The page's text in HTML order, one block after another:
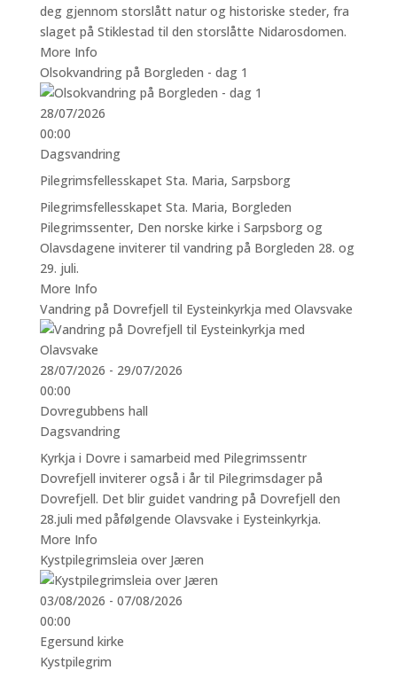
deg gjennom storslått natur og historiske steder, fra
slaget på Stiklestad til den storslåtte Nidarosdomen.
More Info
Olsokvandring på Borgleden - dag 1
28/07/2026
00:00
Dagsvandring
Pilegrimsfellesskapet Sta. Maria, Sarpsborg
Pilegrimsfellesskapet Sta. Maria, Borgleden
Pilegrimssenter, Den norske kirke i Sarpsborg og
Olavsdagene inviterer til vandring på Borgleden 28. og
29. juli.
More Info
Vandring på Dovrefjell til Eysteinkyrkja med Olavsvake
28/07/2026 - 29/07/2026
00:00
Dovregubbens hall
Dagsvandring
Kyrkja i Dovre i samarbeid med Pilegrimssentr
Dovrefjell inviterer også i år til Pilegrimsdager på
Dovrefjell. Det blir guidet vandring på Dovrefjell den
28.juli med påfølgende Olavsvake i Eysteinkyrkja.
More Info
Kystpilegrimsleia over Jæren
03/08/2026 - 07/08/2026
00:00
Egersund kirke
Kystpilegrim